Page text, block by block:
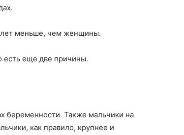
меньше, чем женщины.
еще две причины.
беременности. Также мальчики на
как правило, крупнее и